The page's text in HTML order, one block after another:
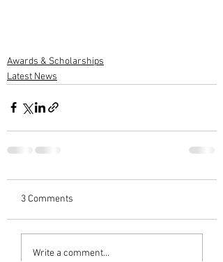
Awards & Scholarships
Latest News
3 Comments
Write a comment...